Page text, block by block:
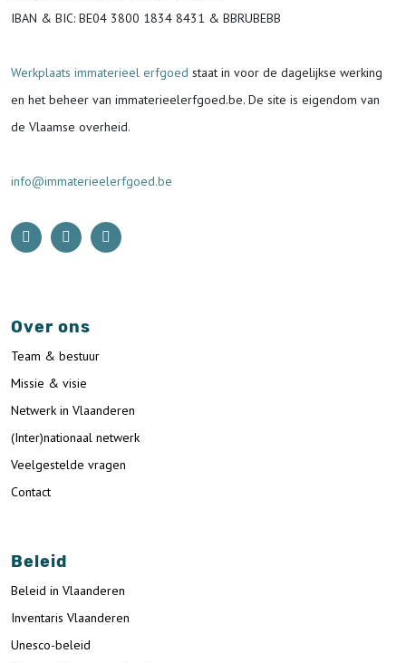
IBAN & BIC: BE04 3800 1834 8431 & BBRUBEBB
Werkplaats immaterieel erfgoed staat in voor de dagelijkse werking
en het beheer van immaterieelerfgoed.be. De site is eigendom van
de Vlaamse overheid.
info@immaterieelerfgoed.be
Over ons
Team & bestuur
Missie & visie
Netwerk in Vlaanderen
(Inter)nationaal netwerk
Veelgestelde vragen
Contact
Beleid
Beleid in Vlaanderen
Inventaris Vlaanderen
Unesco-beleid